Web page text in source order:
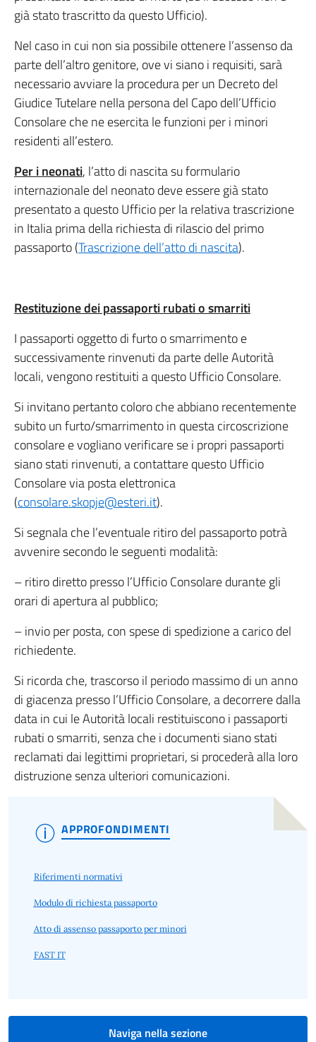
già stato trascritto da questo Ufficio).
Nel caso in cui non sia possibile ottenere l’assenso da
parte dell’altro genitore, ove vi siano i requisiti, sarà
necessario avviare la procedura per un Decreto del
Giudice Tutelare nella persona del Capo dell’Ufficio
Consolare che ne esercita le funzioni per i minori
residenti all’estero.
Per i neonati, l’atto di nascita su formulario
internazionale del neonato deve essere già stato
presentato a questo Ufficio per la relativa trascrizione
in Italia prima della richiesta di rilascio del primo
passaporto (Trascrizione dell’atto di nascita).
Restituzione dei passaporti rubati o smarriti
I passaporti oggetto di furto o smarrimento e
successivamente rinvenuti da parte delle Autorità
locali, vengono restituiti a questo Ufficio Consolare.
Si invitano pertanto coloro che abbiano recentemente
subito un furto/smarrimento in questa circoscrizione
consolare e vogliano verificare se i propri passaporti
siano stati rinvenuti, a contattare questo Ufficio
Consolare via posta elettronica
(consolare.skopje@esteri.it).
Si segnala che l’eventuale ritiro del passaporto potrà
avvenire secondo le seguenti modalità:
– ritiro diretto presso l’Ufficio Consolare durante gli
orari di apertura al pubblico;
– invio per posta, con spese di spedizione a carico del
richiedente.
Si ricorda che, trascorso il periodo massimo di un anno
di giacenza presso l’Ufficio Consolare, a decorrere dalla
data in cui le Autorità locali restituiscono i passaporti
rubati o smarriti, senza che i documenti siano stati
reclamati dai legittimi proprietari, si procederà alla loro
distruzione senza ulteriori comunicazioni.
APPROFONDIMENTI
Riferimenti normativi
Modulo di richiesta passaporto
Atto di assenso passaporto per minori
FAST IT
Naviga nella sezione